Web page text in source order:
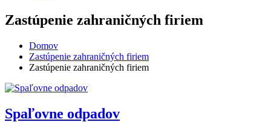
Zastúpenie zahraničných firiem
Domov
Zastúpenie zahraničných firiem
Zastúpenie zahraničných firiem
Spaľovne odpadov